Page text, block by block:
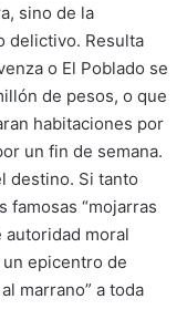
sino de la
delictivo. Resulta
o El Poblado se
de pesos, o que
habitaciones por
un fin de semana.
destino. Si tanto
famosas “mojarras
autoridad moral
epicentro de
marrano” a toda